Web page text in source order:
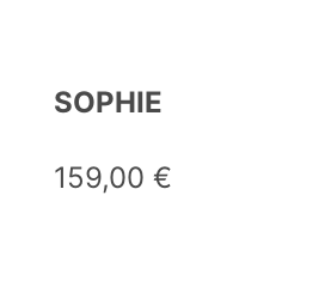
SOPHIE
159,00 €